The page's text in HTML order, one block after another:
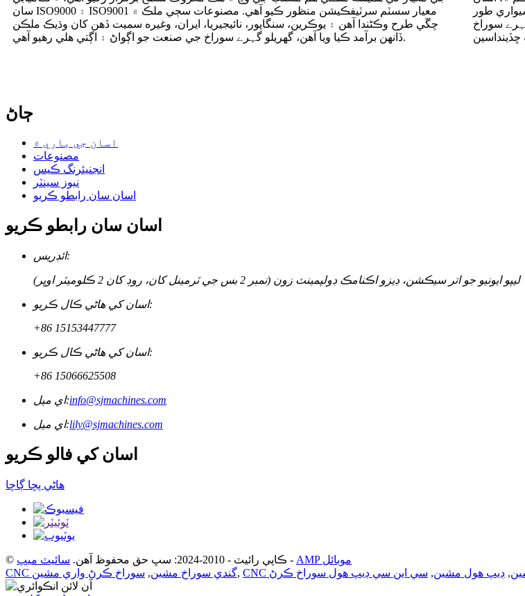
سان ISO9000 ۽ ISO9001 معيار سسٽم سرٽيفڪيشن منظور ڪيو آهي. مصنوعات سڄي ملڪ ۾
چڱي طرح وڪڻندا آهن ۽ يوڪرين، سنگاپور، نائيجيريا، ايران، وغيره سميت ڏهن کان وڌيڪ ملڪن
ڏانهن برآمد ڪيا ويا آهن، گهريلو گہرے سوراخ جي صنعت جو اڳواڻ ۽ اڳتي هلي رهيو آهي.
طور
سوراخ
ڄاڻ
اسان جي باري ۾
مصنوعات
انجنيئرنگ ڪيس
نيوز سينٽر
اسان سان رابطو ڪريو
اسان سان رابطو ڪريو
ائڊريس:
ليپو ايونيو جو اتر سيڪشن، ڊيزو اڪنامڪ ڊولپمينٽ زون (نمبر 2 بس جي ٽرمينل کان، روڊ کان 2 ڪلوميٽر اوڀر)
اسان کي هاڻي ڪال ڪريو:
+86 15153447777
اسان کي هاڻي ڪال ڪريو:
+86 15066625508
اي ميل:info@sjmachines.com
اي ميل:lily@sjmachines.com
اسان کي فالو ڪريو
ھاڻي پڇا ڳاڇا
© ڪاپي رائيٽ - 2010-2024: سڀ حق محفوظ آهن. سائيٽ ميپ -
AMP موبائل
CNC گندي سوراخ مشين, سوراخ ڪرڻ واري مشين , , ڊيپ هول مشين, سي اين سي ڊيپ هول سوراخ ڪرڻ